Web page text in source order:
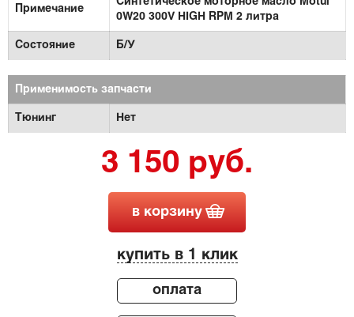
Примечание
0W20 300V HIGH RPM 2 литра
Состояние Б/У
Применимость запчасти
Тюнинг Нет
3 150 руб.
в корзину
купить в 1 клик
оплата